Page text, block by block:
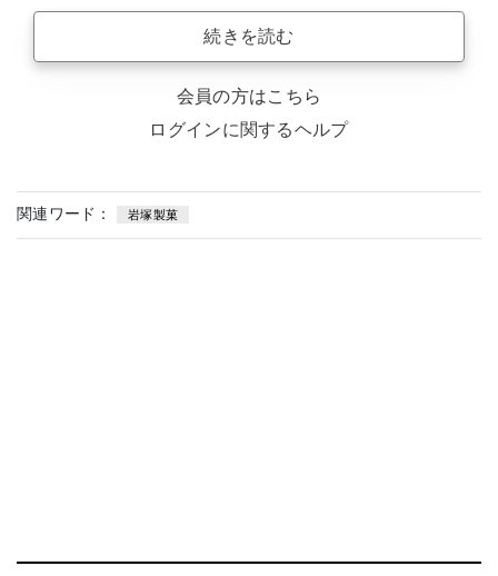
続きを読む
会員の方はこちら
ログインに関するヘルプ
関連ワード： 岩塚製菓